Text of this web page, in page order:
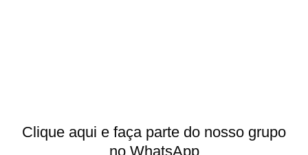
Clique aqui e faça parte do nosso grupo
no WhatsApp